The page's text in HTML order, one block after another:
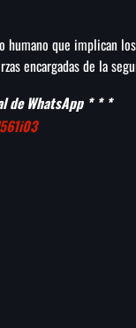
humano que implican
encargadas de la
de WhatsApp * * *